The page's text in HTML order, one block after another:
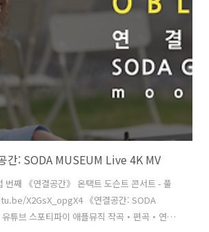
린 도슨트 [ 전시 ] 《불편한 미술관: 우리는 그
주최·주관 - 문타라엔터테인먼트 | 협력 - 소다
간: SODA MUSEUM Live 4K MV
번째 《연결공간》 온택트 도슨트 콘서트 - 풀
X2GsX_opgX4 《연결공간: SODA
튜브 스포티파이 애플뮤직 작곡・편곡・연주